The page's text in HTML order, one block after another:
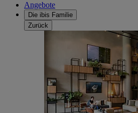
Angebote
Die ibis Familie
Zurück